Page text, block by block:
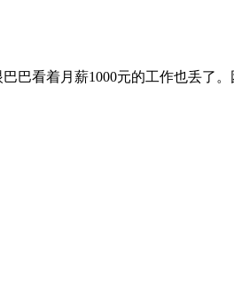
巴看着月薪1000元的工作也丢了